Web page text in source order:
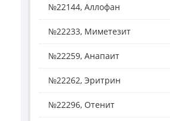
№22144, Аллофан
№22233, Миметезит
№22259, Анапаит
№22262, Эритрин
№22296, Отенит